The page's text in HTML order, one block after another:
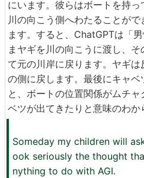
にいます。彼らはボートを持
川の向こう側へわたることが
ます。すると、ChatGPTは「
まヤギを川の向こうに渡し、
て元の川岸に戻ります。ヤギ
の側に戻します。最後にキャベ
と、ボートの位置関係がムチ
ベツが出てきたりと意味のわか
Someday my children will
ook seriously the thought
nything to do with AGI.